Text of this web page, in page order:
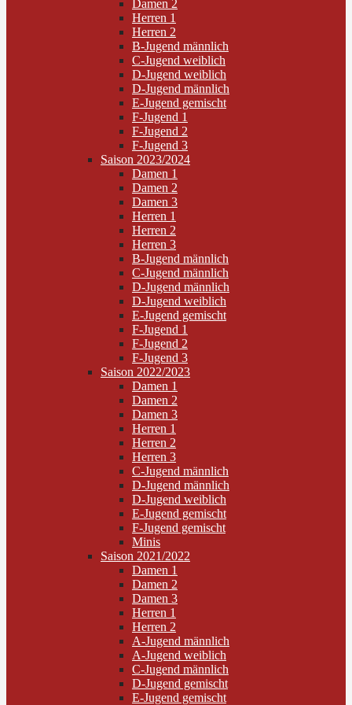
Damen 2
Herren 1
Herren 2
B-Jugend männlich
C-Jugend weiblich
D-Jugend weiblich
D-Jugend männlich
E-Jugend gemischt
F-Jugend 1
F-Jugend 2
F-Jugend 3
Saison 2023/2024
Damen 1
Damen 2
Damen 3
Herren 1
Herren 2
Herren 3
B-Jugend männlich
C-Jugend männlich
D-Jugend männlich
D-Jugend weiblich
E-Jugend gemischt
F-Jugend 1
F-Jugend 2
F-Jugend 3
Saison 2022/2023
Damen 1
Damen 2
Damen 3
Herren 1
Herren 2
Herren 3
C-Jugend männlich
D-Jugend männlich
D-Jugend weiblich
E-Jugend gemischt
F-Jugend gemischt
Minis
Saison 2021/2022
Damen 1
Damen 2
Damen 3
Herren 1
Herren 2
A-Jugend männlich
A-Jugend weiblich
C-Jugend männlich
D-Jugend gemischt
E-Jugend gemischt